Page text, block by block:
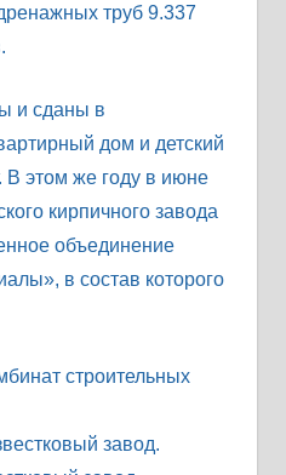
труб 9.337
и сданы в
дом и детский
В этом же году в июне
кирпичного завода
объединение
в состав которого
строительных
завод.